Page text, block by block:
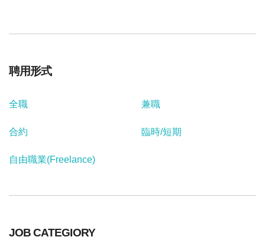
聘用形式
全職 兼職
合約 臨時/短期
自由職業(Freelance)
JOB CATEGIORY